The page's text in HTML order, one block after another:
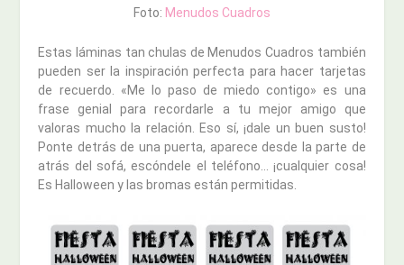
Foto: Menudos Cuadros
Estas láminas tan chulas de Menudos Cuadros también
pueden ser la inspiración perfecta para hacer tarjetas
de recuerdo. «Me lo paso de miedo contigo» es una
frase genial para recordarle a tu mejor amigo que
valoras mucho la relación. Eso sí, ¡dale un buen susto!
Ponte detrás de una puerta, aparece desde la parte de
atrás del sofá, escóndele el teléfono… ¡cualquier cosa!
Es Halloween y las bromas están permitidas.